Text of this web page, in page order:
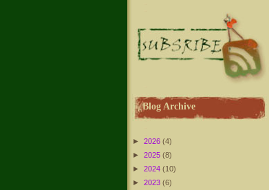
Blog Archive
► 2026 (4)
► 2025 (8)
► 2024 (10)
► 2023 (6)